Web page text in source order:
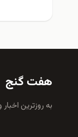
هفت گنج
به روزترين